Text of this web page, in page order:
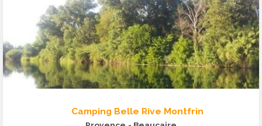
Camping Belle Rive Montfrin